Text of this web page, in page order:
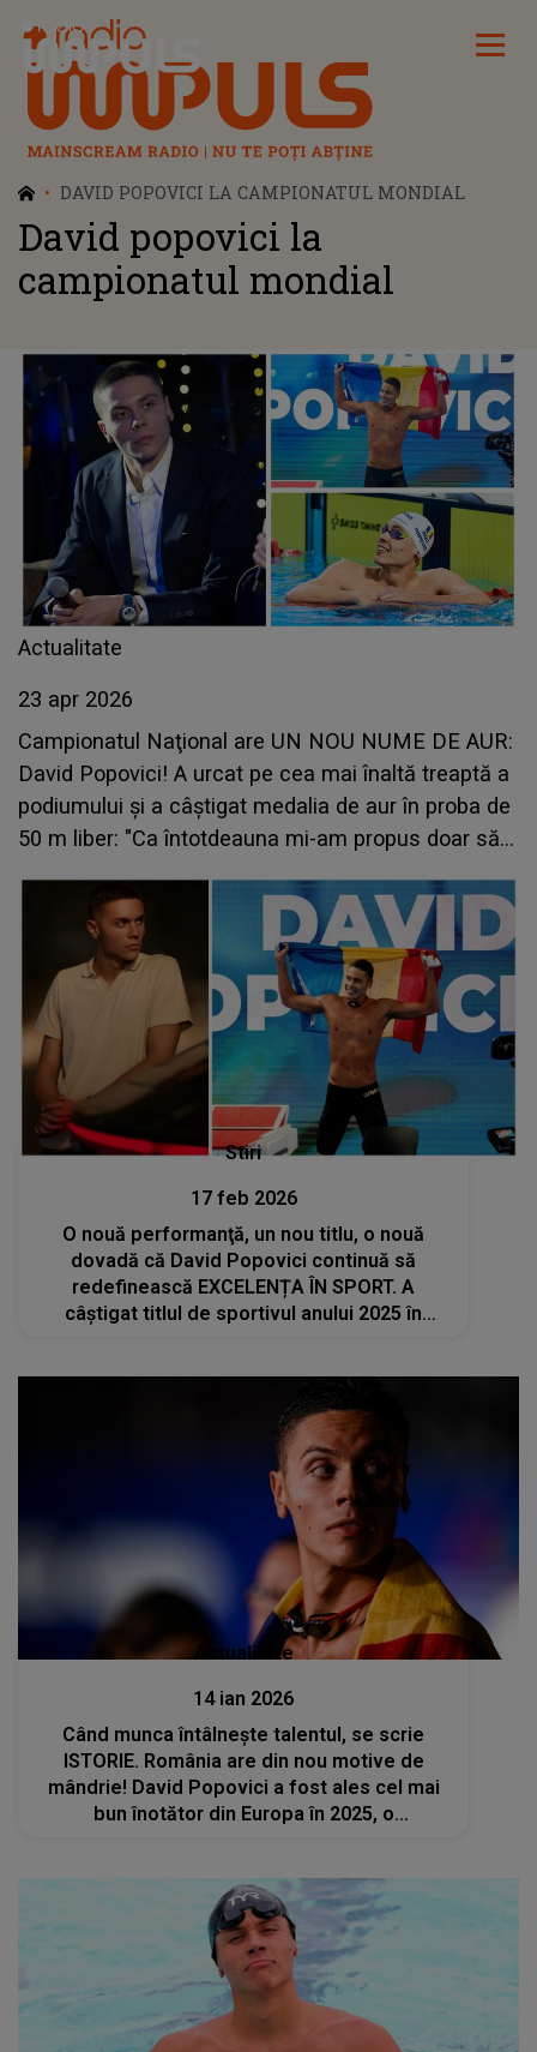
Radio Impuls
DAVID POPOVICI LA CAMPIONATUL MONDIAL
David popovici la
campionatul mondial
Actualitate
23 apr 2026
Campionatul Naţional are UN NOU NUME DE AUR:
David Popovici! A urcat pe cea mai înaltă treaptă a
podiumului şi a câştigat medalia de aur în proba de
50 m liber: "Ca întotdeauna mi-am propus doar să
Stiri
17 feb 2026
O nouă performanţă, un nou titlu, o nouă
dovadă că David Popovici continuă să
redefinească EXCELENȚA ÎN SPORT. A
câștigat titlul de sportivul anului 2025 în
Actualitate
14 ian 2026
Când munca întâlneşte talentul, se scrie
ISTORIE. România are din nou motive de
mândrie! David Popovici a fost ales cel mai
bun înotător din Europa în 2025, o
european